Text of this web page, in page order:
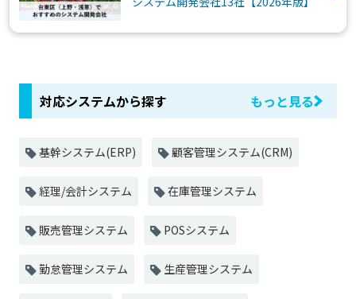
対応システムから探す もっと見る
基幹システム(ERP) 顧客管理システム(CRM)
経理/会計システム 在庫管理システム
販売管理システム POSシステム
勤怠管理システム 生産管理システム